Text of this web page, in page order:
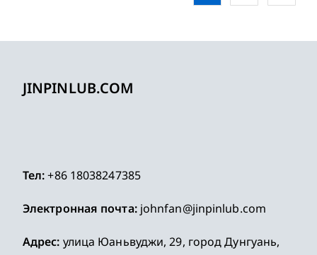
JINPINLUB.COM
Тел:+86 18038247385
Электронная почта: johnfan@jinpinlub.com
Адрес: улица Юаньвуджи, 29, город Дунгуань,